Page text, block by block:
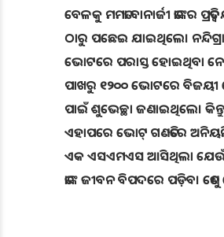
ବେଳକୁ ମମତା ବାନାର୍ଜୀ ତାଙ୍କର
ଠାରୁ ପଛେଇ ଯାଇଥିଲେ।
ଭୋଟରେ ପରାସ୍ତ ହୋଇଥିବା
ପାଖରୁ ୧୨୦୦ ଭୋଟରେ ବିଜୟୀ
ପାଇଁ ଶୁଭେଚ୍ଛା ଜଣାଇଥିଲେ।
ଏହାପରେ ଭୋଟ୍ ଗଣତିରେ
ଏକ ଏସଏମଏସ ଆସିଥିଲା
ତାଙ୍କ ଜୀବନ ବିପଦରେ ପଡ଼ିବ।